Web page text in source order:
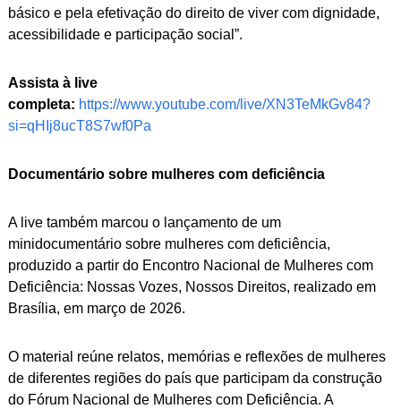
básico e pela efetivação do direito de viver com dignidade,
acessibilidade e participação social”.
Assista à live
completa: https://www.youtube.com/live/XN3TeMkGv84?
si=qHIj8ucT8S7wf0Pa
Documentário sobre mulheres com deficiência
A live também marcou o lançamento de um
minidocumentário sobre mulheres com deficiência,
produzido a partir do Encontro Nacional de Mulheres com
Deficiência: Nossas Vozes, Nossos Direitos, realizado em
Brasília, em março de 2026.
O material reúne relatos, memórias e reflexões de mulheres
de diferentes regiões do país que participam da construção
do Fórum Nacional de Mulheres com Deficiência. A